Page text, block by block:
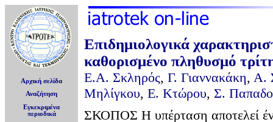
Αρχική σελίδα
Αναζήτηση
Εγκεκριμένα
περιοδικά
Επιδημιολογικά
καθορισμένο πληθυσμό
Ε.Α. Σκληρός, Γ. Γιαννακάκη, Α.
Μηλίγκου, Ε. Κτώρου, Σ.
ΣΚΟΠΟΣ Η υπέρταση αποτελεί